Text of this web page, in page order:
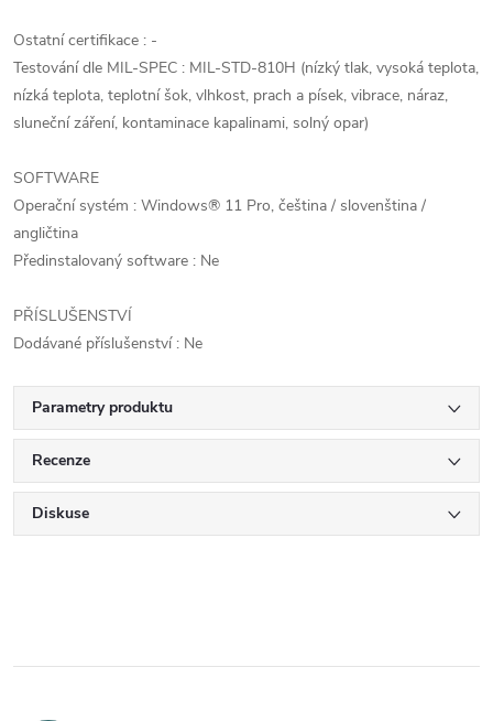
Ostatní certifikace : -
Testování dle MIL-SPEC : MIL-STD-810H (nízký tlak, vysoká teplota,
nízká teplota, teplotní šok, vlhkost, prach a písek, vibrace, náraz,
sluneční záření, kontaminace kapalinami, solný opar)
SOFTWARE
Operační systém : Windows® 11 Pro, čeština / slovenština /
angličtina
Předinstalovaný software : Ne
PŘÍSLUŠENSTVÍ
Dodávané příslušenství : Ne
Parametry produktu
Recenze
Diskuse